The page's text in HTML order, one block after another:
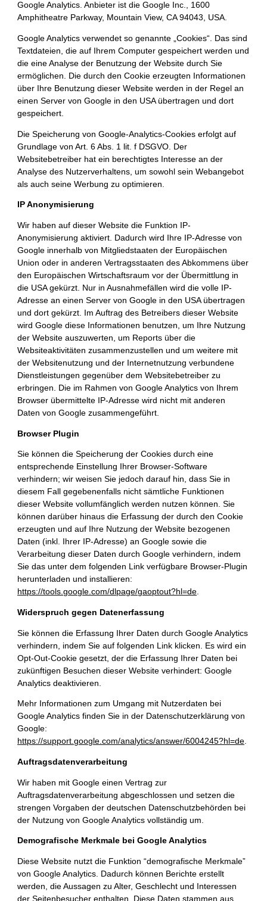
Google Analytics. Anbieter ist die Google Inc., 1600
Amphitheatre Parkway, Mountain View, CA 94043, USA.
Google Analytics verwendet so genannte „Cookies“. Das sind
Textdateien, die auf Ihrem Computer gespeichert werden und
die eine Analyse der Benutzung der Website durch Sie
ermöglichen. Die durch den Cookie erzeugten Informationen
über Ihre Benutzung dieser Website werden in der Regel an
einen Server von Google in den USA übertragen und dort
gespeichert.
Die Speicherung von Google-Analytics-Cookies erfolgt auf
Grundlage von Art. 6 Abs. 1 lit. f DSGVO. Der
Websitebetreiber hat ein berechtigtes Interesse an der
Analyse des Nutzerverhaltens, um sowohl sein Webangebot
als auch seine Werbung zu optimieren.
IP Anonymisierung
Wir haben auf dieser Website die Funktion IP-
Anonymisierung aktiviert. Dadurch wird Ihre IP-Adresse von
Google innerhalb von Mitgliedstaaten der Europäischen
Union oder in anderen Vertragsstaaten des Abkommens über
den Europäischen Wirtschaftsraum vor der Übermittlung in
die USA gekürzt. Nur in Ausnahmefällen wird die volle IP-
Adresse an einen Server von Google in den USA übertragen
und dort gekürzt. Im Auftrag des Betreibers dieser Website
wird Google diese Informationen benutzen, um Ihre Nutzung
der Website auszuwerten, um Reports über die
Websiteaktivitäten zusammenzustellen und um weitere mit
der Websitenutzung und der Internetnutzung verbundene
Dienstleistungen gegenüber dem Websitebetreiber zu
erbringen. Die im Rahmen von Google Analytics von Ihrem
Browser übermittelte IP-Adresse wird nicht mit anderen
Daten von Google zusammengeführt.
Browser Plugin
Sie können die Speicherung der Cookies durch eine
entsprechende Einstellung Ihrer Browser-Software
verhindern; wir weisen Sie jedoch darauf hin, dass Sie in
diesem Fall gegebenenfalls nicht sämtliche Funktionen
dieser Website vollumfänglich werden nutzen können. Sie
können darüber hinaus die Erfassung der durch den Cookie
erzeugten und auf Ihre Nutzung der Website bezogenen
Daten (inkl. Ihrer IP-Adresse) an Google sowie die
Verarbeitung dieser Daten durch Google verhindern, indem
Sie das unter dem folgenden Link verfügbare Browser-Plugin
herunterladen und installieren:
https://tools.google.com/dlpage/gaoptout?hl=de.
Widerspruch gegen Datenerfassung
Sie können die Erfassung Ihrer Daten durch Google Analytics
verhindern, indem Sie auf folgenden Link klicken. Es wird ein
Opt-Out-Cookie gesetzt, der die Erfassung Ihrer Daten bei
zukünftigen Besuchen dieser Website verhindert:Google
Analytics deaktivieren
Mehr Informationen zum Umgang mit Nutzerdaten bei
Google Analytics finden Sie in der Datenschutzerklärung von
Google:
https://support.google.com/analytics/answer/6004245?hl=de.
Auftragsdatenverarbeitung
Wir haben mit Google einen Vertrag zur
Auftragsdatenverarbeitung abgeschlossen und setzen die
strengen Vorgaben der deutschen Datenschutzbehörden bei
der Nutzung von Google Analytics vollständig um.
Demografische Merkmale bei Google Analytics
Diese Website nutzt die Funktion “demografische Merkmale”
von Google Analytics. Dadurch können Berichte erstellt
werden, die Aussagen zu Alter, Geschlecht und Interessen
der Seitenbesucher enthalten. Diese Daten stammen aus